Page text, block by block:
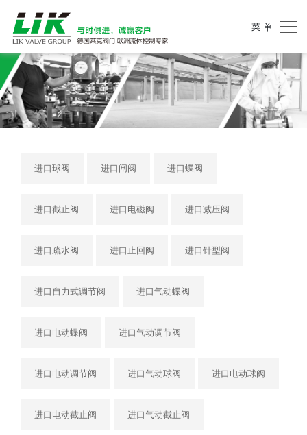
菜 单
进口球阀 进口闸阀 进口蝶阀
进口截止阀 进口电磁阀 进口减压阀
进口疏水阀 进口止回阀 进口针型阀
进口自力式调节阀 进口气动蝶阀
进口电动蝶阀 进口气动调节阀
进口电动调节阀 进口气动球阀 进口电动球阀
进口电动截止阀 进口气动截止阀